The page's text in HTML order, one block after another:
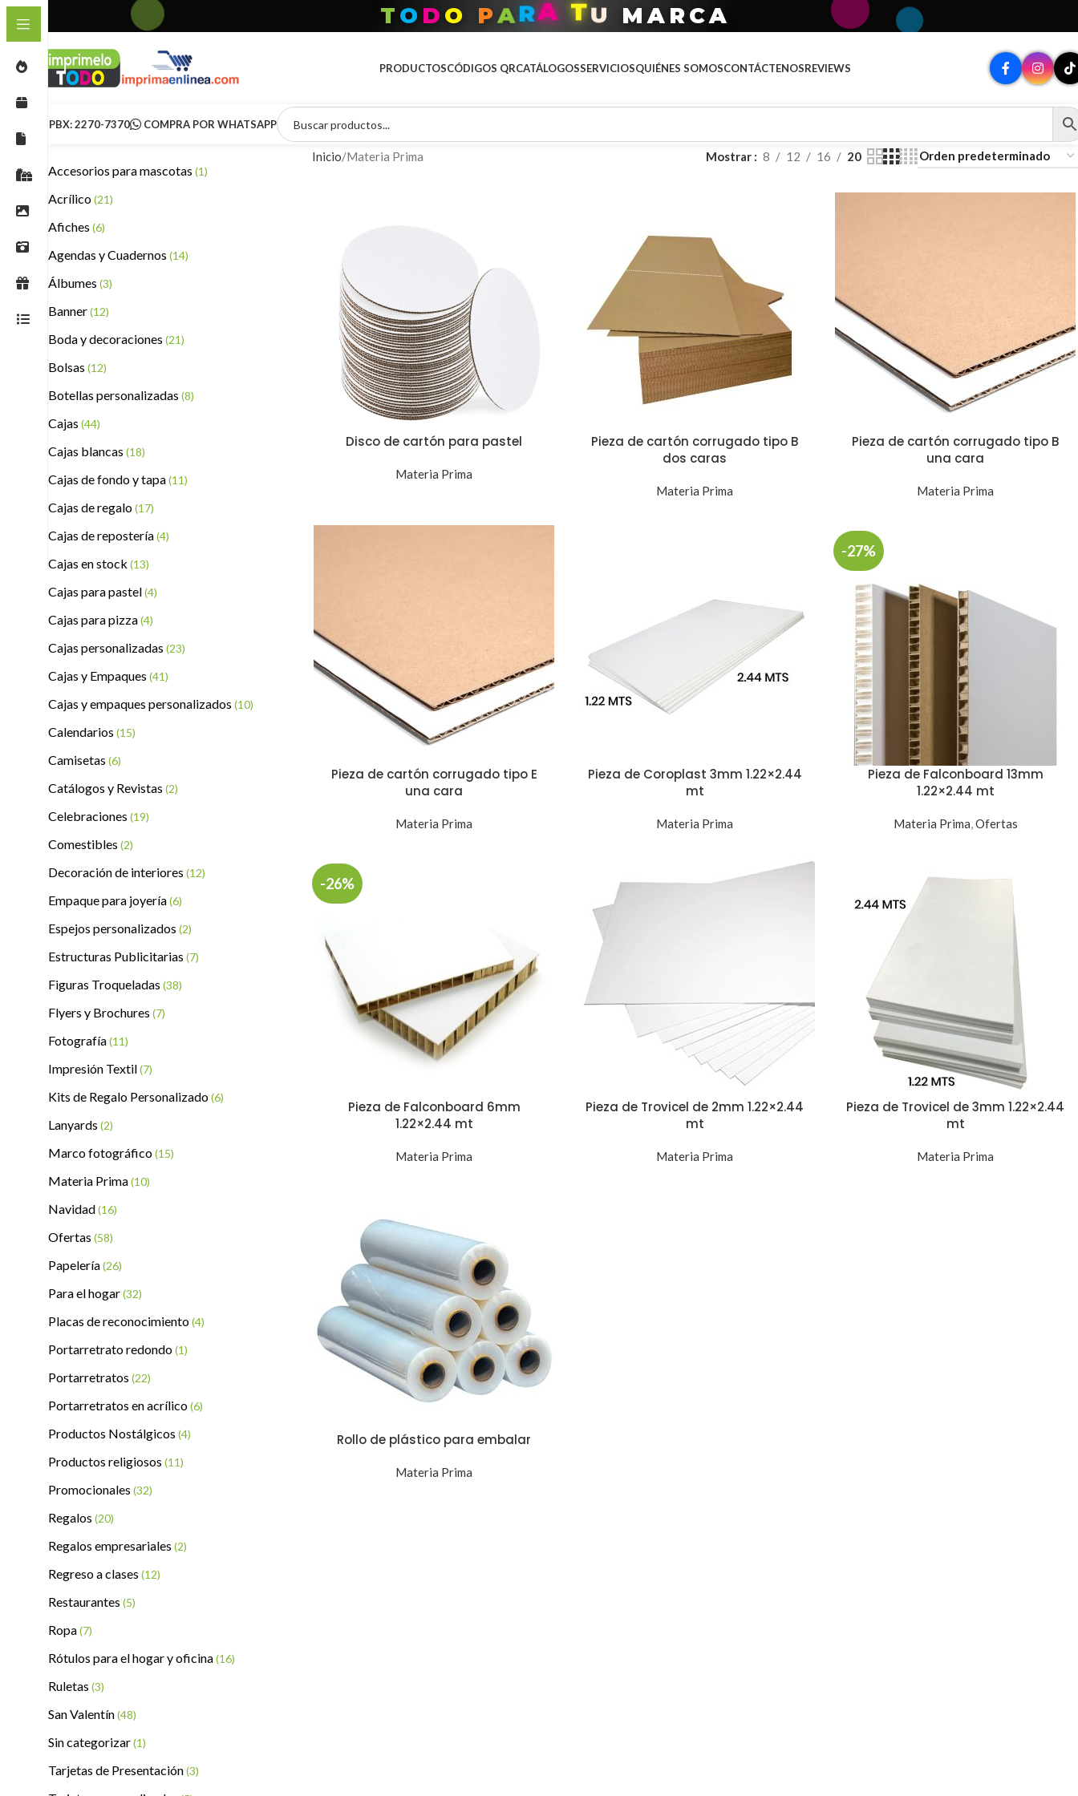
T O D O PARA TU MA RCA
PRODUCTOSCÓDIGOS QRCATÁLOGOSSERVICIOSQUIÉNES SOMOSCONTÁCTENOSREVIEWS
PBX: 2270-7370 COMPRA POR WHATSAPP
Accesorios para mascotas (1)
Acrílico(21)
Afiches (6)
Agendas y Cuadernos (14)
Álbumes (3)
Banner(12)
Boda y decoraciones (21)
Bolsas (12)
Botellas personalizadas (8)
Cajas (44)
Cajas blancas (18)
Cajas de fondo y tapa(11)
Cajas de regalo(17)
Cajas de repostería(4)
Cajas en stock (13)
Cajas para pastel(4)
Cajas para pizza(4)
Cajas personalizadas (23)
Cajas y Empaques (41)
Cajas y empaques personalizados (10)
Calendarios (15)
Camisetas (6)
Catálogos y Revistas (2)
Celebraciones (19)
Comestibles (2)
Decoración de interiores (12)
Empaque para joyería(6)
Espejos personalizados (2)
Estructuras Publicitarias (7)
Figuras Troqueladas (38)
Flyers y Brochures (7)
Fotografía(11)
Impresión Textil(7)
Kits de Regalo Personalizado(6)
Lanyards (2)
Marco fotográfico(15)
Materia Prima(10)
Navidad(16)
Ofertas (58)
Papelería(26)
Para el hogar(32)
Placas de reconocimiento(4)
Portarretrato redondo(1)
Portarretratos (22)
Portarretratos en acrílico(6)
Productos Nostálgicos (4)
Productos religiosos (11)
Promocionales (32)
Regalos (20)
Regalos empresariales (2)
Regreso a clases (12)
Restaurantes (5)
Ropa(7)
Rótulos para el hogar y oficina(16)
Ruletas (3)
San Valentín(48)
Sin categorizar(1)
Tarjetas de Presentación(3)
Inicio Materia Prima Mostrar 8 12 16 20
Disco de cartón para pastel
Materia Prima
Pieza de cartón corrugado tipo B
dos caras
Materia Prima
Pieza de cartón corrugado tipo B
una cara
Materia Prima
Pieza de cartón corrugado tipo E
una cara
Materia Prima
Pieza de Coroplast 3mm 1.22×2.44
mt
Materia Prima
-27%
Pieza de Falconboard 13mm
1.22×2.44 mt
Materia Prima,Ofertas
-26%
Pieza de Falconboard 6mm
1.22×2.44 mt
Materia Prima
Pieza de Trovicel de 2mm 1.22×2.44
mt
Materia Prima
Pieza de Trovicel de 3mm 1.22×2.44
mt
Materia Prima
Rollo de plástico para embalar
Materia Prima